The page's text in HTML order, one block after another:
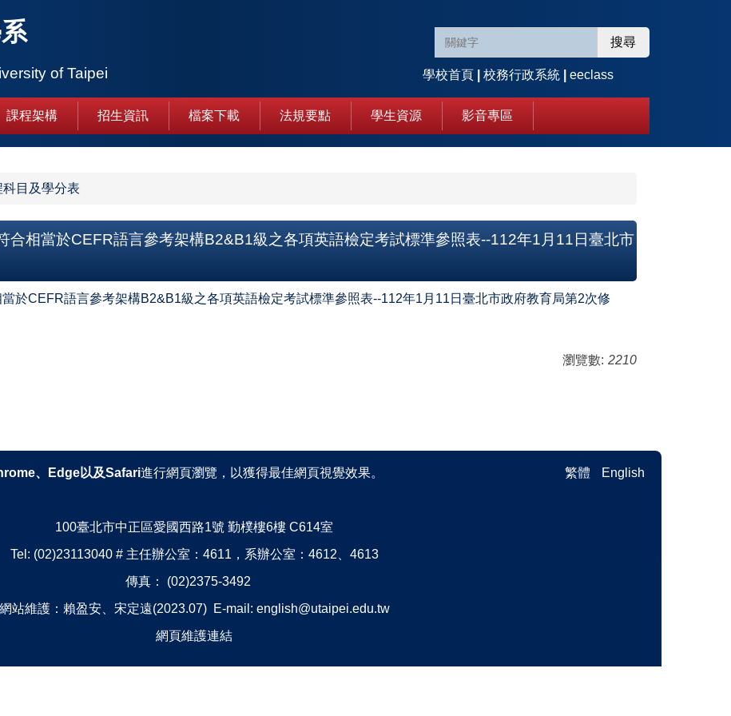
of Taipei
搜尋
學校首頁 校務行政系統 eeclass
課程架構 招生資訊 檔案下載 法規要點 學生資源 影音專區
目及學分表
合相當於CEFR語言參考架構B2&B1級之各項英語檢定考試標準參照表--112年1月11日臺北市
於CEFR語言參考架構B2&B1級之各項英語檢定考試標準參照表--112年1月11日臺北市政府教育局第2次修
瀏覽數: 2210
繁體 English
、Edge以及Safari進行網頁瀏覽，以獲得最佳網頁視覺效果。
100臺北市中正區愛國西路1號 勤樸樓6樓 C614室
Tel: (02)23113040 # 主任辦公室：4611，系辦公室：4612、4613
傳真： (02)2375-3492
網站維護：賴盈安、宋定遠(2023.07) E-mail: english@utaipei.edu.tw
網頁維護連結